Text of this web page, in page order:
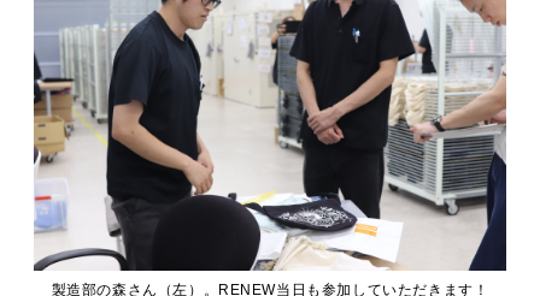
製造部の森さん（左）。RENEW当日も参加していただきます！